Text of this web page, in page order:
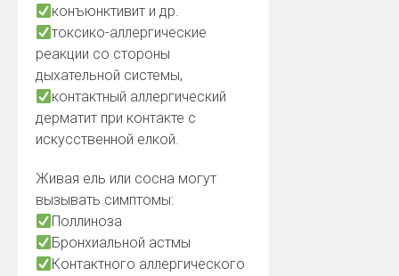
кoнъюнктивит и др.
токсико-аллергические
реакции со стороны
дыхательной системы,
контактный аллергический
дерматит при контакте с
искусственной елкой.
Живая ель или сосна могут
вызывать симптомы:
Поллиноза
Бронхиальной астмы
Контактного аллергического